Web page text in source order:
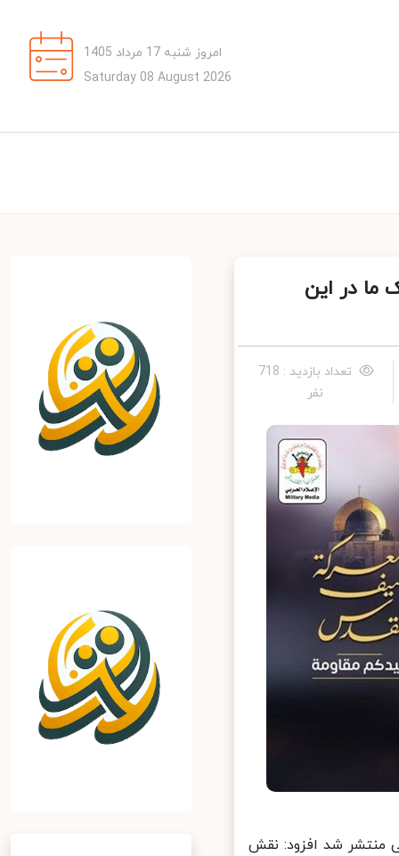
امروز شنبه 17 مرداد 1405
Saturday 08 August 2026
در این
تعداد بازدید : 718
نفر
منتشر شد افزود: نقش